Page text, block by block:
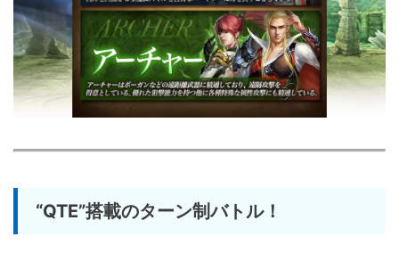
“QTE”搭載のターン制バトル！